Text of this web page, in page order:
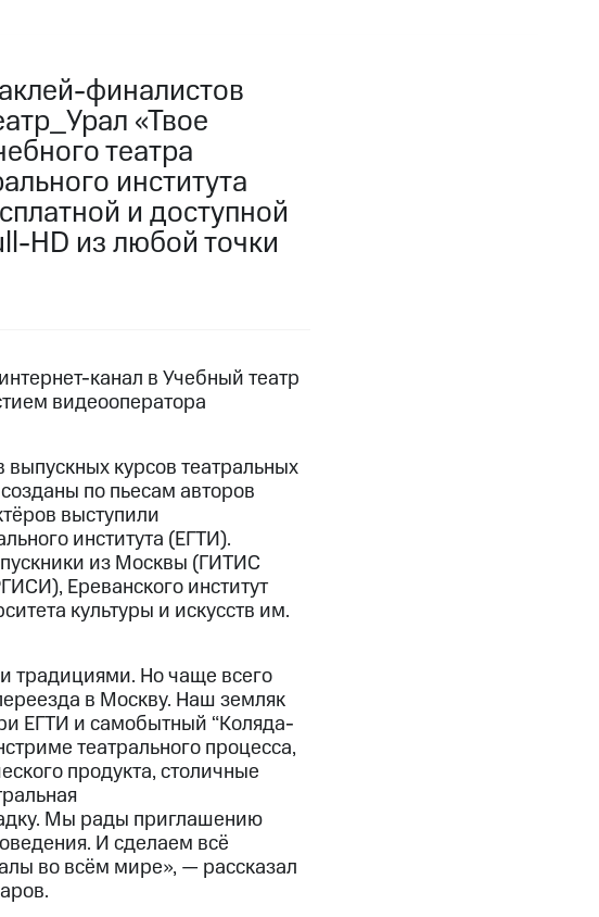
финалистов
«Твое
театра
института
и доступной
HD из любой точки
канал в Учебный театр
видеооператора
курсов театральных
по пьесам авторов
выступили
института (ЕГТИ).
из Москвы (ГИТИС
Ереванского институт
культуры и искусств им.
традициями. Но чаще всего
в Москву. Наш земляк
ЕГТИ и самобытный “Коляда-
театрального процесса,
продукта, столичные
Мы рады приглашению
И сделаем всё
во всём мире», — рассказал